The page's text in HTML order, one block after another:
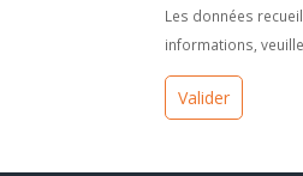
Les données
informations,